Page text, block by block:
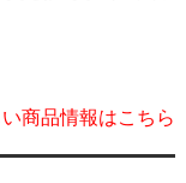
商品情報はこちら